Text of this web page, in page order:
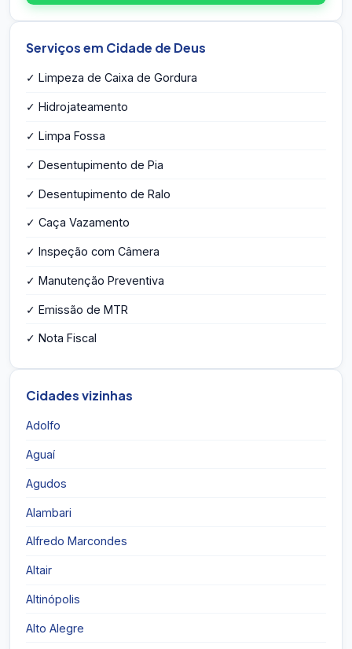
Serviços em Cidade de Deus
✓ Limpeza de Caixa de Gordura
✓ Hidrojateamento
✓ Limpa Fossa
✓ Desentupimento de Pia
✓ Desentupimento de Ralo
✓ Caça Vazamento
✓ Inspeção com Câmera
✓ Manutenção Preventiva
✓ Emissão de MTR
✓ Nota Fiscal
Cidades vizinhas
Adolfo
Aguaí
Agudos
Alambari
Alfredo Marcondes
Altair
Altinópolis
Alto Alegre